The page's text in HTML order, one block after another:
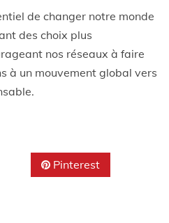
de changer notre monde
des choix plus
nos réseaux à faire
à un mouvement global vers
Pinterest